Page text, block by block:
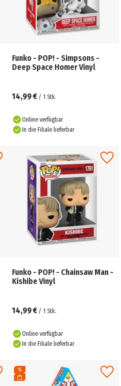
Funko - POP! - Simpsons -
Deep Space Homer Vinyl
14,99 € / 1 Stk.
Online verfügbar
In die Filiale lieferbar
Funko - POP! - Chainsaw Man -
Kishibe Vinyl
14,99 € / 1 Stk.
Online verfügbar
In die Filiale lieferbar